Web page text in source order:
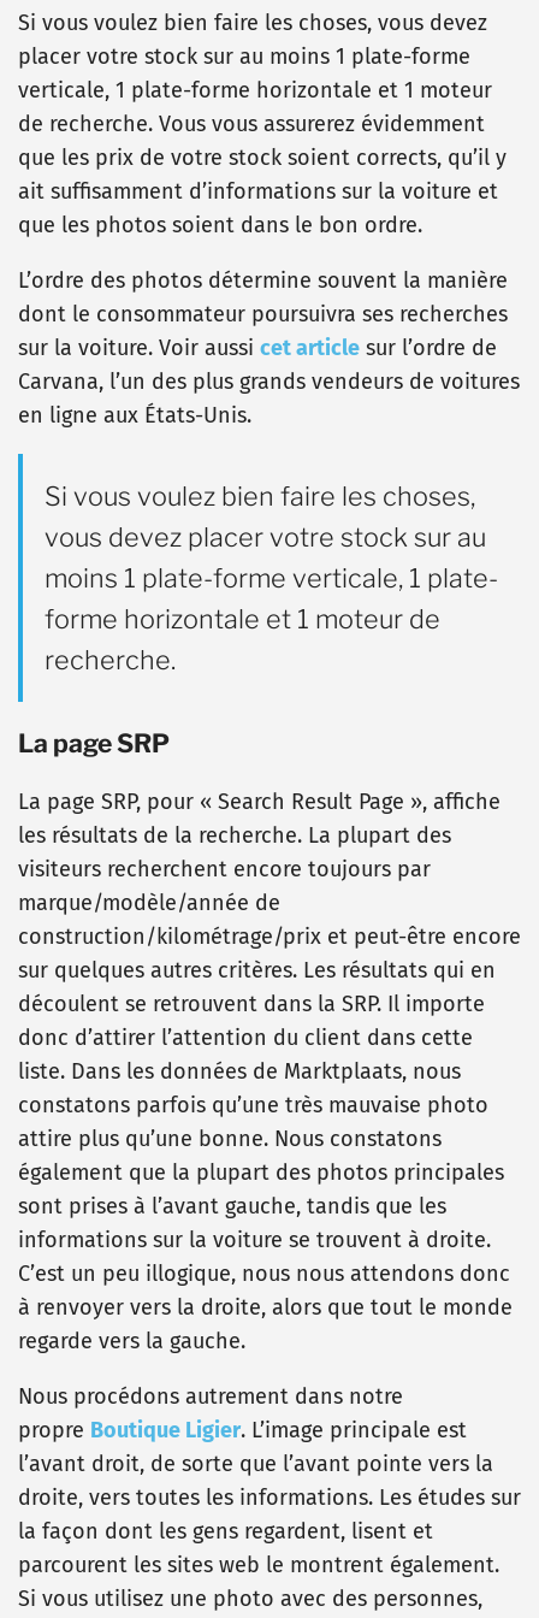
Si vous voulez bien faire les choses, vous devez
placer votre stock sur au moins 1 plate-forme
verticale, 1 plate-forme horizontale et 1 moteur
de recherche. Vous vous assurerez évidemment
que les prix de votre stock soient corrects, qu’il y
ait suffisamment d’informations sur la voiture et
que les photos soient dans le bon ordre.
L’ordre des photos détermine souvent la manière
dont le consommateur poursuivra ses recherches
sur la voiture. Voir aussi cet article sur l’ordre de
Carvana, l’un des plus grands vendeurs de voitures
en ligne aux États-Unis.
Si vous voulez bien faire les choses,
vous devez placer votre stock sur au
moins 1 plate-forme verticale, 1 plate-
forme horizontale et 1 moteur de
recherche.
La page SRP
La page SRP, pour « Search Result Page », affiche
les résultats de la recherche. La plupart des
visiteurs recherchent encore toujours par
marque/modèle/année de
construction/kilométrage/prix et peut-être encore
sur quelques autres critères. Les résultats qui en
découlent se retrouvent dans la SRP. Il importe
donc d’attirer l’attention du client dans cette
liste. Dans les données de Marktplaats, nous
constatons parfois qu’une très mauvaise photo
attire plus qu’une bonne. Nous constatons
également que la plupart des photos principales
sont prises à l’avant gauche, tandis que les
informations sur la voiture se trouvent à droite.
C’est un peu illogique, nous nous attendons donc
à renvoyer vers la droite, alors que tout le monde
regarde vers la gauche.
Nous procédons autrement dans notre
propre Boutique Ligier. L’image principale est
l’avant droit, de sorte que l’avant pointe vers la
droite, vers toutes les informations. Les études sur
la façon dont les gens regardent, lisent et
parcourent les sites web le montrent également.
Si vous utilisez une photo avec des personnes,